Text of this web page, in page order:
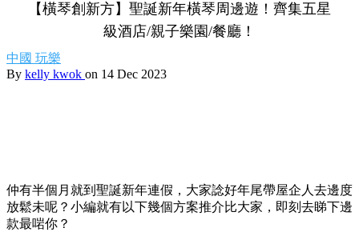
【橫琴創新方】聖誕新年橫琴周邊遊！齊集五星
級酒店/親子樂園/餐廳！
中國 玩樂
By kelly kwok on 14 Dec 2023
仲有半個月就到聖誕新年連假，大家諗好年尾帶屋企人去邊度
放鬆未呢？小編就有以下幾個方案推介比大家，即刻去睇下邊
款最啱你？